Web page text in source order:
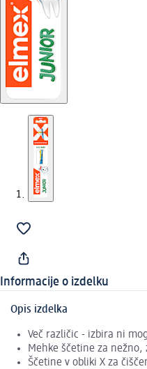
Informacije o izdelku
Opis izdelka
Več različic - izbira ni
Mehke ščetine za
Ščetine v obliki X za